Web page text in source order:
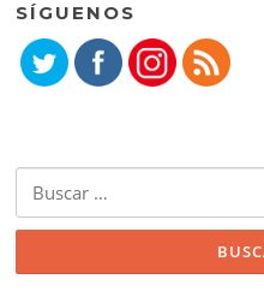
SÍGUENOS